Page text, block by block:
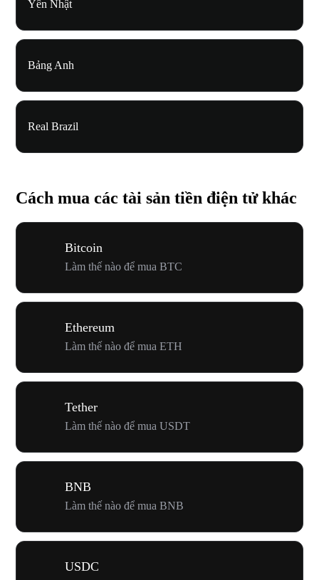
Yên Nhật
Bảng Anh
Real Brazil
Cách mua các tài sản tiền điện tử khác
Bitcoin
Làm thế nào để mua BTC
Ethereum
Làm thế nào để mua ETH
Tether
Làm thế nào để mua USDT
BNB
Làm thế nào để mua BNB
USDC